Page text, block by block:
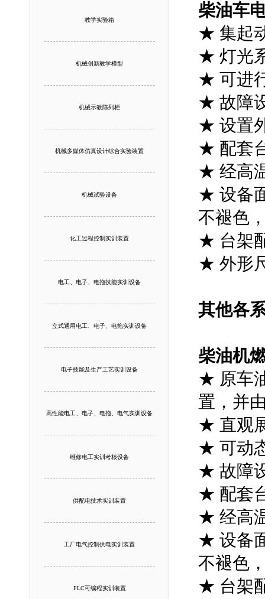
教学实验箱
机械创新教学模型
机械示教陈列柜
机械多媒体仿真设计综合实验装置
机械试验设备
化工过程控制实训装置
电工、电子、电拖技能实训设备
立式通用电工、电子、电拖实训设备
电子技能及生产工艺实训设备
高性能电工、电子、电拖、电气实训设备
维修电工实训考核设备
供配电技术实训装置
工厂电气控制供电实训装置
PLC可编程实训装置
柴油车
★ 集起
★ 灯光
★ 可进
★ 故障
★ 设置
★ 配套
★ 经高
★ 设备
不褪色
★ 台架
★ 外形
其他各
柴油机
★ 原车
置，并
★ 直观
★ 可动
★ 故障
★ 配套
★ 经高
★ 设备
不褪色
★ 台架